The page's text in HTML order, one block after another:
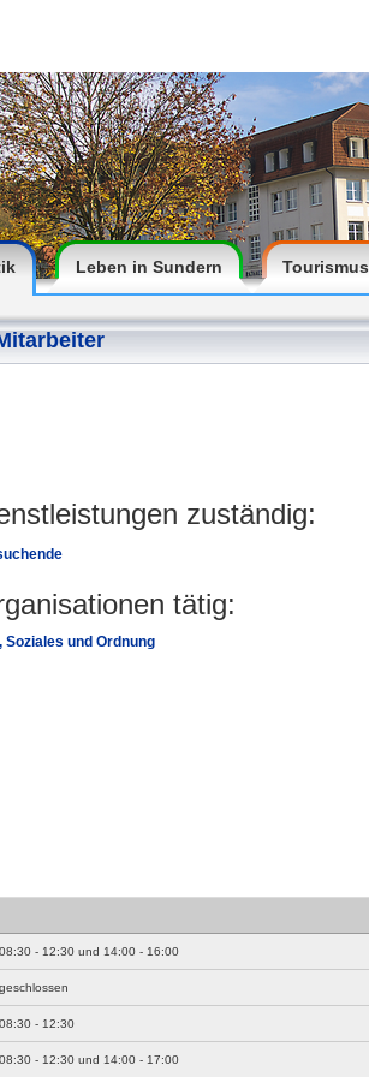
Leben in Sundern Tourismus
zuständig:
tätig:
und Ordnung
08:30 - 12:30 und 14:00 - 16:00
geschlossen
08:30 - 12:30
08:30 - 12:30 und 14:00 - 17:00